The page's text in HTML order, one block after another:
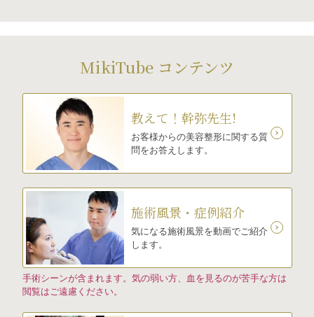
MikiTube コンテンツ
教えて！幹弥先生!
お客様からの美容整形に関する質
問をお答えします。
施術風景・症例紹介
気になる施術風景を動画でご紹介
します。
手術シーンが含まれます。気の弱い方、血を見るのが苦手な方は
閲覧はご遠慮ください。